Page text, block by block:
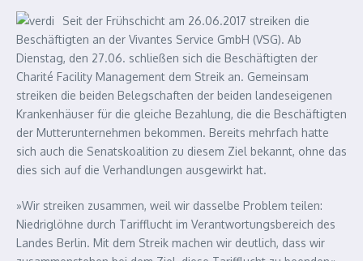
Seit der Frühschicht am 26.06.2017 streiken die
Beschäftigten an der Vivantes Service GmbH (VSG). Ab
Dienstag, den 27.06. schließen sich die Beschäftigten der
Charité Facility Management dem Streik an. Gemeinsam
streiken die beiden Belegschaften der beiden landeseigenen
Krankenhäuser für die gleiche Bezahlung, die die Beschäftigten
der Mutterunternehmen bekommen. Bereits mehrfach hatte
sich auch die Senatskoalition zu diesem Ziel bekannt, ohne das
dies sich auf die Verhandlungen ausgewirkt hat.
»Wir streiken zusammen, weil wir dasselbe Problem teilen:
Niedriglöhne durch Tarifflucht im Verantwortungsbereich des
Landes Berlin. Mit dem Streik machen wir deutlich, dass wir